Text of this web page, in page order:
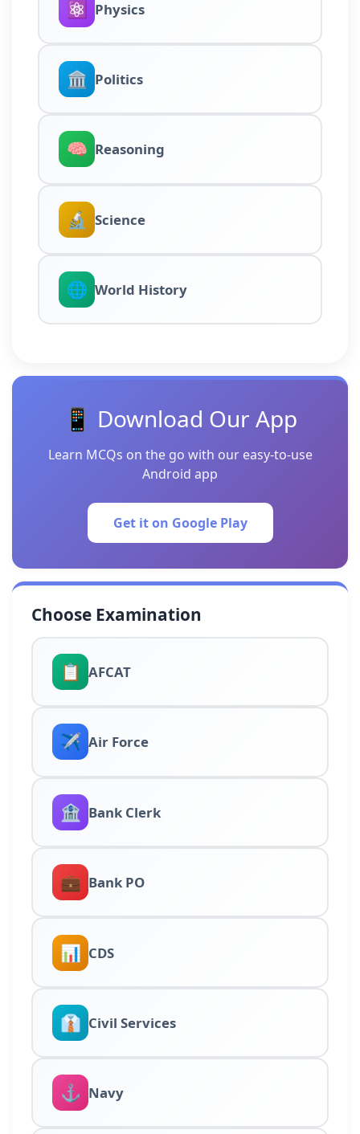
⚛️ Physics
🏛️ Politics
🧠 Reasoning
🔬 Science
🌐 World History
📱 Download Our App
Learn MCQs on the go with our easy-to-use
Android app
Get it on Google Play
Choose Examination
📋 AFCAT
✈️ Air Force
🏦 Bank Clerk
💼 Bank PO
📊 CDS
👔 Civil Services
⚓ Navy